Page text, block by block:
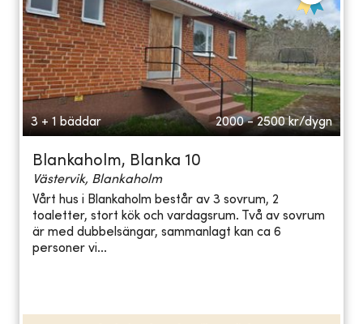
3 + 1 bäddar 2000 - 2500 kr/dygn
Blankaholm, Blanka 10
Västervik, Blankaholm
Vårt hus i Blankaholm består av 3 sovrum, 2
toaletter, stort kök och vardagsrum. Två av sovrum
är med dubbelsängar, sammanlagt kan ca 6
personer vi...